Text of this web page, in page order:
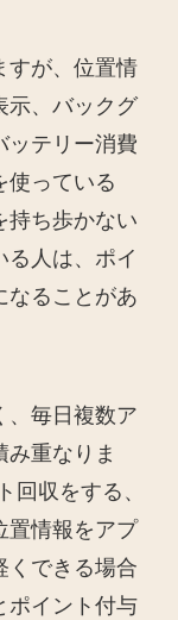
すが、位置情
示、バックグ
ッテリー消費
使っている
持ち歩かない
る人は、ポイ
なることがあ
、毎日複数ア
重なりま
回収をする、
置情報をアプ
くできる場合
ポイント付与